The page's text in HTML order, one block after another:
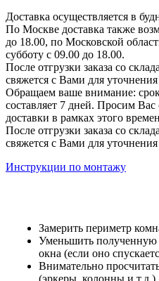
Доставка осуществляется в
По Москве доставка также
до 18.00, по Московской
субботу с 09.00 до 18.00.
После отгрузки заказа со
свяжется с Вами для уточнения
Обращаем ваше внимание: срок
составляет 7 дней. Просим Вас
доставки в рамках этого
После отгрузки заказа со
свяжется с Вами для уточнения
Инструкции по монтажу
Замерить периметр
Уменьшить
окна (если оно
Внимательно